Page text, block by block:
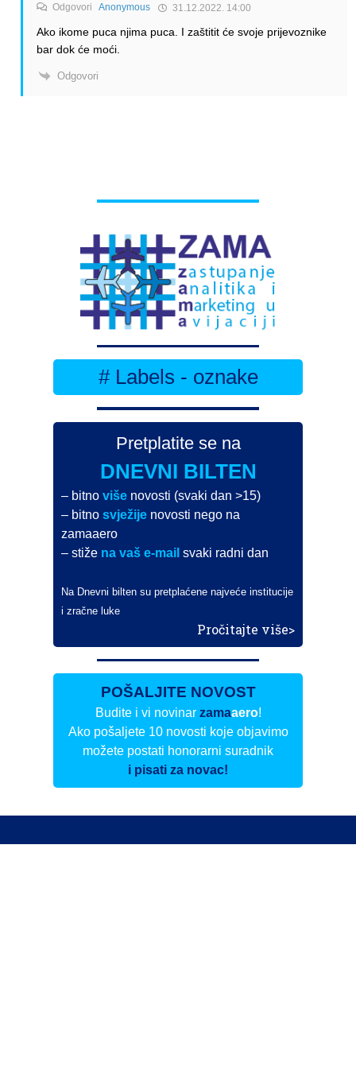
Odgovori Anonymous 31.12.2022. 14:00
Ako ikome puca njima puca. I zaštitit će svoje prijevoznike
bar dok će moći.
Odgovori
# Labels - oznake
Pretplatite se na
DNEVNI BILTEN
– bitnoviše novosti (svaki dan >15)
– bitnosvježije novosti nego na
zamaaero
– stiže na vaš e-mail svaki radni dan
Na Dnevni bilten su pretplaćene najveće institucije
i zračne luke
Pročitajte više>
POŠALJITE NOVOST
Budite i vi novinar zamaaero!
Ako pošaljete 10 novosti koje objavimo
možete postati honorarni suradnik
i pisati za novac!